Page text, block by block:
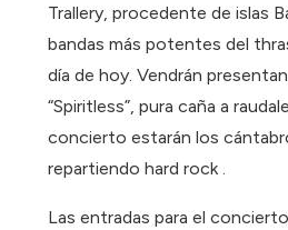
Trallery, procedente de islas
bandas más potentes del
día de hoy. Vendrán
“Spiritless”, pura caña a
concierto estarán los
repartiendo hard rock .
Las entradas para el